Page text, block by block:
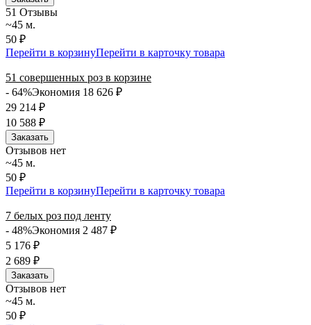
51 Отзывы
~45 м.
50 ₽
Перейти в корзинуПерейти в карточку товара
51 совершенных роз в корзине
- 64%Экономия 18 626 ₽
29 214 ₽
10 588 ₽
Заказать
Отзывов нет
~45 м.
50 ₽
Перейти в корзинуПерейти в карточку товара
7 белых роз под ленту
- 48%Экономия 2 487 ₽
5 176 ₽
2 689 ₽
Заказать
Отзывов нет
~45 м.
50 ₽